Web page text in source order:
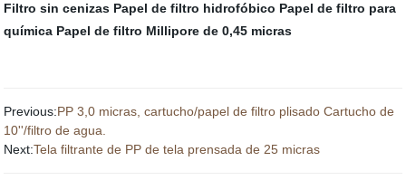
Filtro sin cenizas Papel de filtro hidrofóbico Papel de filtro para
química Papel de filtro Millipore de 0,45 micras
Previous:PP 3,0 micras, cartucho/papel de filtro plisado Cartucho de
10''/filtro de agua.
Next:Tela filtrante de PP de tela prensada de 25 micras